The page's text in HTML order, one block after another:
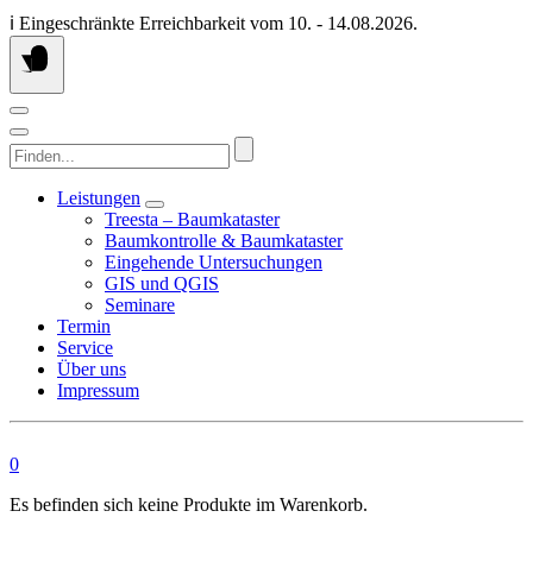
Springen
Sie
zum
ℹ️ Eingeschränkte Erreichbarkeit vom 10. - 14.08.2026.
Finden...
Leistungen
Treesta – Baumkataster
Baumkontrolle & Baumkataster
Eingehende Untersuchungen
GIS und QGIS
Seminare
Termin
Service
Über uns
Impressum
0
Es befinden sich keine Produkte im Warenkorb.